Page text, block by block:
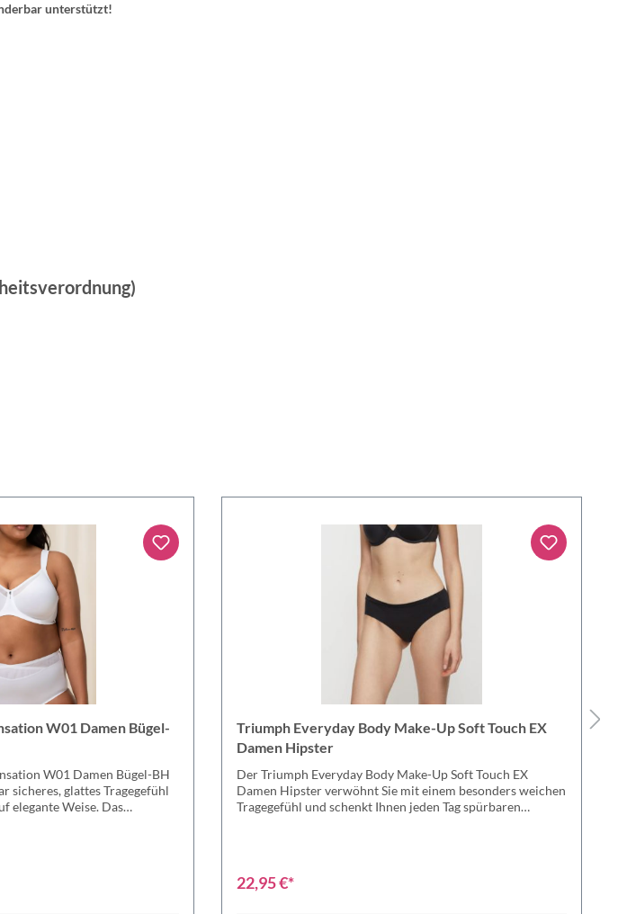
unterstützt!
W01 Damen Bügel-
W01 Damen Bügel-BH
sicheres, glattes Tragegefühl
elegante Weise. Das
Bewegungsfreiheit
Triumph Everyday Body Make-Up Soft Touch EX
Damen Hipster
Der Triumph Everyday Body Make-Up Soft Touch EX
Damen Hipster verwöhnt Sie mit einem besonders weichen
Tragegefühl und schenkt Ihnen jeden Tag spürbaren
zu verrutschen. Die nahtlose Verarbeitung bleibt unter
22,95 €*